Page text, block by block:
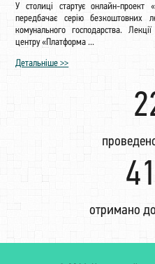
У столиці стартує онлайн-
передбачає серію
комунального господарства.
центру «Платформа ...
Детальніше >>
отримано